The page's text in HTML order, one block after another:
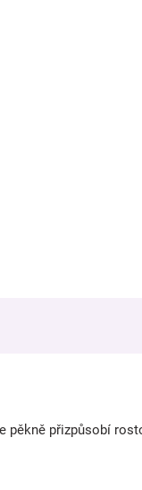
pěkně přizpůsobí